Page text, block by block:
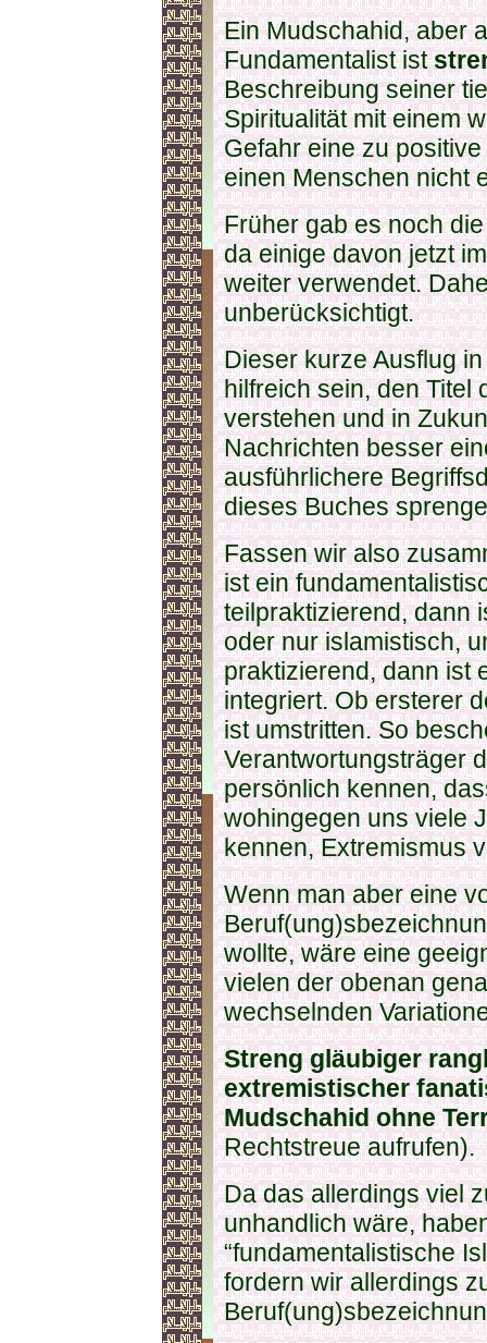
Ein Mudschahid, aber
Fundamentalist ist
Beschreibung seiner
Spiritualität mit einem
Gefahr eine zu
einen Menschen nicht
Früher gab es noch
da einige davon jetzt
weiter verwendet.
unberücksichtigt.
Dieser kurze Ausflug
hilfreich sein, den Titel
verstehen und in
Nachrichten besser
ausführlichere
dieses Buches
Fassen wir also
ist ein
teilpraktizierend, dann
oder nur islamistisch,
praktizierend, dann ist
integriert. Ob ersterer
ist umstritten. So
Verantwortungsträger
persönlich kennen,
wohingegen uns viele
kennen, Extremismus
Wenn man aber eine
wollte, wäre eine
vielen der obenan
wechselnden
Streng gläubiger
extremistischer
Mudschahid ohne
Rechtstreue aufrufen).
Da das allerdings viel
unhandlich wäre,
“fundamentalistische
fordern wir allerdings